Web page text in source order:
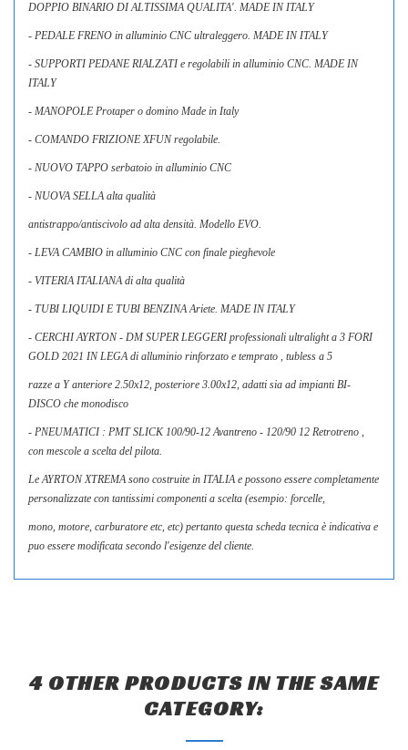
DOPPIO BINARIO DI ALTISSIMA QUALITA'. MADE IN ITALY
- PEDALE FRENO in alluminio CNC ultraleggero. MADE IN ITALY
- SUPPORTI PEDANE RIALZATI e regolabili in alluminio CNC. MADE IN
ITALY
- MANOPOLE Protaper o domino Made in Italy
- COMANDO FRIZIONE XFUN regolabile.
- NUOVO TAPPO serbatoio in alluminio CNC
- NUOVA SELLA alta qualità
antistrappo/antiscivolo ad alta densità. Modello EVO.
- LEVA CAMBIO in alluminio CNC con finale pieghevole
- VITERIA ITALIANA di alta qualità
- TUBI LIQUIDI E TUBI BENZINA Ariete. MADE IN ITALY
- CERCHI AYRTON - DM SUPER LEGGERI professionali ultralight a 3 FORI
GOLD 2021 IN LEGA di alluminio rinforzato e temprato , tubless a 5
razze a Y anteriore 2.50x12, posteriore 3.00x12, adatti sia ad impianti BI-
DISCO che monodisco
- PNEUMATICI : PMT SLICK 100/90-12 Avantreno - 120/90 12 Retrotreno ,
con mescole a scelta del pilota.
Le AYRTON XTREMA sono costruite in ITALIA e possono essere completamente
personalizzate con tantissimi componenti a scelta (esempio: forcelle,
mono, motore, carburatore etc, etc) pertanto questa scheda tecnica è indicativa e
puo essere modificata secondo l'esigenze del cliente.
4 OTHER PRODUCTS IN THE SAME
CATEGORY: